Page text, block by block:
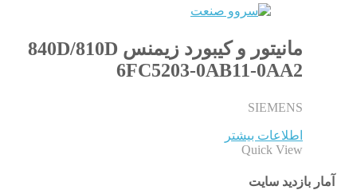
مانیتور و کیبورد زیمنس 840D/810D
6FC5203-0AB11-0AA2
SIEMENS
اطلاعات بیشتر
Quick View
آمار بازدید سایت